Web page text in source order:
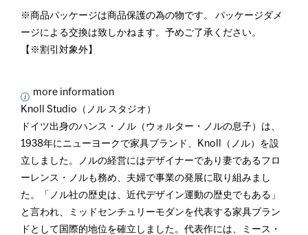
※商品パッケージは商品保護の為の物です。 パッケージダメ
ージによる交換は致しかねます。予めご了承ください。
【※割引対象外】
more information
Knoll Studio（ノル スタジオ）
ドイツ出身のハンス・ノル（ウォルター・ノルの息子）は、
1938年にニューヨークで家具ブランド、Knoll（ノル）を設
立しました。ノルの経営にはデザイナーであり妻であるフロ
ーレンス・ノルも務め、夫婦で事業の発展に取り組みまし
た。「ノル社の歴史は、近代デザイン運動の歴史でもある」
と言われ、ミッドセンチュリーモダンを代表する家具ブラン
ドとして国際的地位を確立しました。代表作には、ミース・